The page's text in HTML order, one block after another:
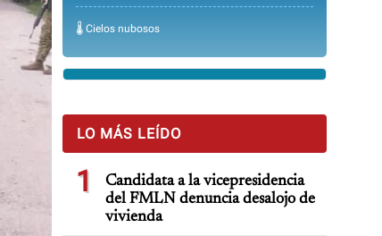
🌡️ Cielos nubosos
LO MÁS LEÍDO
1
Candidata a la vicepresidencia
del FMLN denuncia desalojo de
vivienda